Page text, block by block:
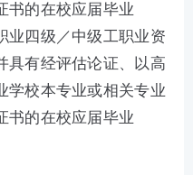
书的在校应届毕业
业四级／中级工职业资
具有经评估论证、以高
学校本专业或相关专业
书的在校应届毕业